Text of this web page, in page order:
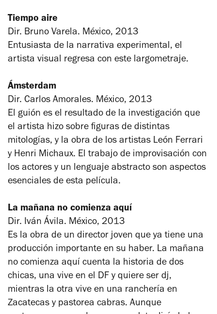
Tiempo aire
Dir. Bruno Varela. México, 2013
Entusiasta de la narrativa experimental, el
artista visual regresa con este largometraje.
Ámsterdam
Dir. Carlos Amorales. México, 2013
El guión es el resultado de la investigación que
el artista hizo sobre figuras de distintas
mitologías, y la obra de los artistas León Ferrari
y Henri Michaux. El trabajo de improvisación con
los actores y un lenguaje abstracto son aspectos
esenciales de esta película.
La mañana no comienza aquí
Dir. Iván Ávila. México, 2013
Es la obra de un director joven que ya tiene una
producción importante en su haber. La mañana
no comienza aquí cuenta la historia de dos
chicas, una vive en el DF y quiere ser dj,
mientras la otra vive en una ranchería en
Zacatecas y pastorea cabras. Aunque